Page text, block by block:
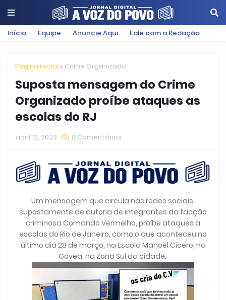
Início Equipe Anuncie Aqui Fale com a Redação
Página inicial Crime Organizado
Suposta mensagem do Crime
Organizado proíbe ataques as
escolas do RJ
abril 12, 2023 0 Comentários
Um mensagem que circula nas redes sociais,
supostamente de autoria de integrantes da facção
criminosa Comando Vermelho, proíbe ataques a
escolas do Rio de Janeiro, como o que aconteceu no
último dia 28 de março, na Escola Manoel Cícero, na
Gávea, na Zona Sul da cidade.